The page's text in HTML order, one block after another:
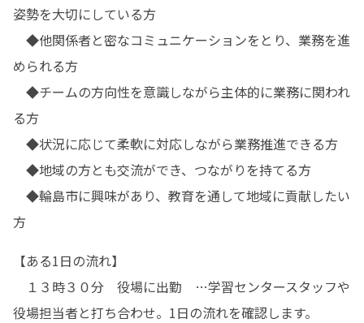
姿勢を大切にしている方
◆他関係者と密なコミュニケーションをとり、業務を進
められる方
◆チームの方向性を意識しながら主体的に業務に関われ
る方
◆状況に応じて柔軟に対応しながら業務推進できる方
◆地域の方とも交流ができ、つながりを持てる方
◆輪島市に興味があり、教育を通して地域に貢献したい
方
【ある1日の流れ】
１３時３０分　役場に出勤　…学習センタースタッフや
役場担当者と打ち合わせ。1日の流れを確認します。